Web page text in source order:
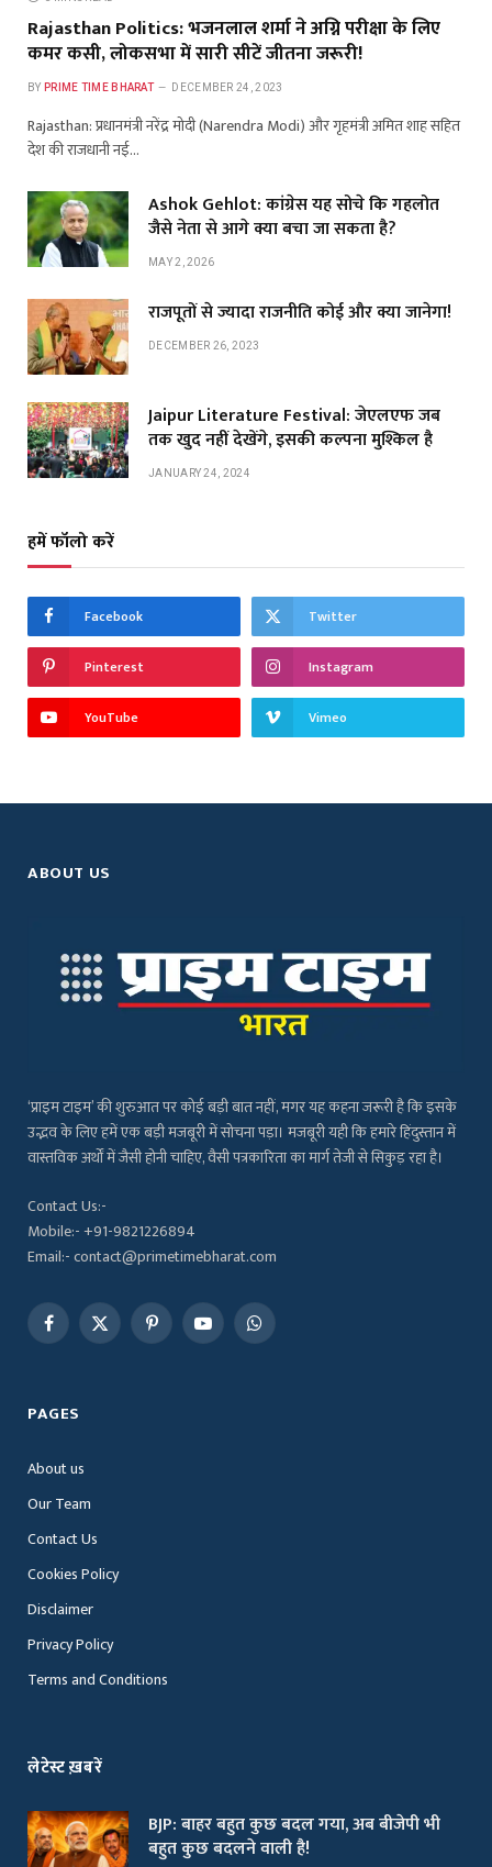
Rajasthan Politics: भजनलाल शर्मा ने अग्नि परीक्षा के लिए
कमर कसी, लोकसभा में सारी सीटें जीतना जरूरी!
BY PRIME TIME BHARAT DECEMBER 24, 2023
Rajasthan: प्रधानमंत्री नरेंद्र मोदी (Narendra Modi) और गृहमंत्री अमित शाह सहित
देश की राजधानी नई…
Ashok Gehlot: कांग्रेस यह सोचे कि गहलोत
जैसे नेता से आगे क्या बचा जा सकता है?
MAY 2, 2026
राजपूतों से ज्यादा राजनीति कोई और क्या जानेगा!
DECEMBER 26, 2023
Jaipur Literature Festival: जेएलएफ जब
तक खुद नहीं देखेंगे, इसकी कल्पना मुश्किल है
JANUARY 24, 2024
हमें फॉलो करें
Facebook Twitter
Pinterest Instagram
YouTube Vimeo
ABOUT US
‘प्राइम टाइम’ की शुरुआत पर कोई बड़ी बात नहीं, मगर यह कहना जरूरी है कि इसके
उद्भव के लिए हमें एक बड़ी मजबूरी में सोचना पड़ा। मजबूरी यही कि हमारे हिंदुस्तान में
वास्तविक अर्थों में जैसी होनी चाहिए, वैसी पत्रकारिता का मार्ग तेजी से सिकुड़ रहा है।
Contact Us:-
Mobile:- +91-9821226894
Email:- contact@primetimebharat.com
Facebook
X
PinterestYouTubeWhatsApp
PAGES
About us
Our Team
Contact Us
Cookies Policy
Disclaimer
Privacy Policy
Terms and Conditions
लेटेस्ट ख़बरें
BJP: बाहर बहुत कुछ बदल गया, अब बीजेपी भी
बहुत कुछ बदलने वाली है!